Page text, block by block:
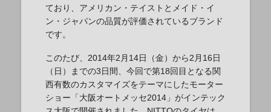
ており、アメリカン・テイストとメイド・イ
ン・ジャパンの品質が評価されているブランド
です。
このたび、2014年2月14日（金）から2月16日
（日）までの3日間、今回で第18回目となる関
西有数のカスタマイズをテーマにしたモーター
ショー「大阪オートメッセ2014」がインテック